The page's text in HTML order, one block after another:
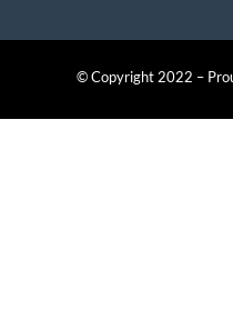
© Copyright 2022 –